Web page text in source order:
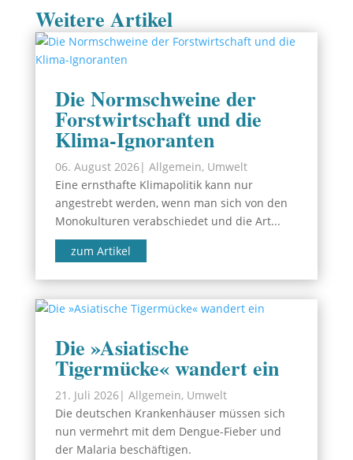
Weitere Artikel
Die Normschweine der
Forstwirtschaft und die
Klima-Ignoranten
06. August 2026| Allgemein, Umwelt
Eine ernsthafte Klimapolitik kann nur
angestrebt werden, wenn man sich von den
Monokulturen verabschiedet und die Art...
zum Artikel
Die »Asiatische
Tigermücke« wandert ein
21. Juli 2026| Allgemein, Umwelt
Die deutschen Krankenhäuser müssen sich
nun vermehrt mit dem Dengue-Fieber und
der Malaria beschäftigen.